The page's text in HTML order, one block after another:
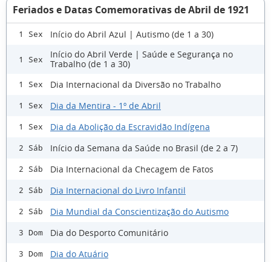
Feriados e Datas Comemorativas de Abril de 1921
1 Sex Início do Abril Azul | Autismo (de 1 a 30)
1 Sex
Início do Abril Verde | Saúde e Segurança no
Trabalho (de 1 a 30)
1 Sex Dia Internacional da Diversão no Trabalho
1 Sex Dia da Mentira - 1º de Abril
1 Sex Dia da Abolição da Escravidão Indígena
2 Sáb Início da Semana da Saúde no Brasil (de 2 a 7)
2 Sáb Dia Internacional da Checagem de Fatos
2 Sáb Dia Internacional do Livro Infantil
2 Sáb Dia Mundial da Conscientização do Autismo
3 Dom Dia do Desporto Comunitário
3 Dom Dia do Atuário